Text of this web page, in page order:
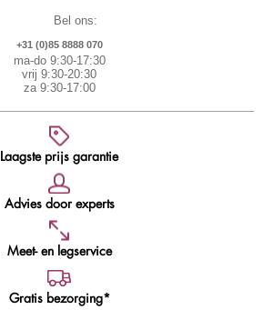
Bel ons:
+31 (0)85 8888 070
ma-do 9:30-17:30
vrij 9:30-20:30
za 9:30-17:00
Laagste prijs garantie
Advies door experts
Meet- en legservice
Gratis bezorging*